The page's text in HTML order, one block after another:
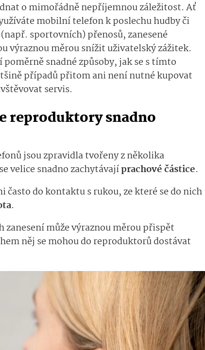
o mimořádně nepříjemnou záležitost. Ať
mobilní telefon k poslechu hudby či
sportovních) přenosů, zanesené
výraznou měrou snížit uživatelský zážitek.
snadné způsoby, jak se s tímto
případů přitom ani není nutné kupovat
servis.
reproduktory snadno
jsou zpravidla tvořeny z několika
velice snadno zachytávajíprachové částice.
často do kontaktu s rukou, ze které se do nich
.
zanesení může výraznou měrou přispět
něj se mohou do reproduktorů dostávat